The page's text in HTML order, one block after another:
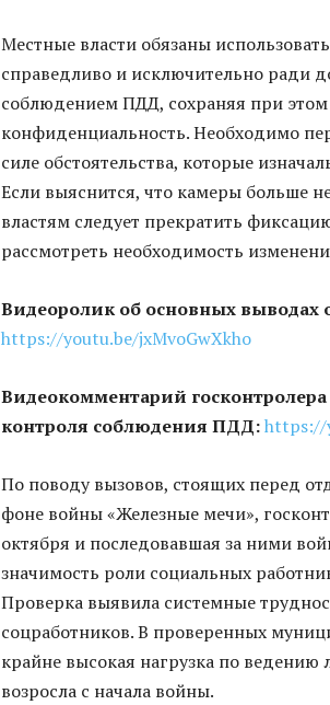
Местные власти обязаны
справедливо и исключительно ради
соблюдением ПДД, сохраняя при
конфиденциальность. Необходимо
силе обстоятельства, которые
Если выяснится, что камеры больше
властям следует прекратить
рассмотреть необходимость
Видеоролик об основных выводах
https://youtu.be/jxMvoGwXkho
Видеокомментарий
контроля соблюдения ПДД:https://
По поводу вызовов, стоящих перед
фоне войны «Железные мечи»,
октября и последовавшая за ними
значимость роли социальных
Проверка выявила системные
соцработников. В проверенных
крайне высокая нагрузка по
возросла с начала войны.